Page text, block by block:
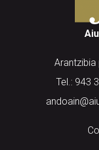
Arantzibia
Tel.: 943